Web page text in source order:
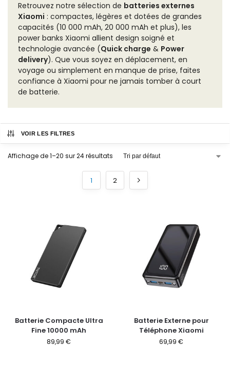
Retrouvez notre sélection de batteries externes
Xiaomi : compactes, légères et dotées de grandes
capacités (10 000 mAh, 20 000 mAh et plus), les
power banks Xiaomi allient design soigné et
technologie avancée (Quick charge & Power
delivery). Que vous soyez en déplacement, en
voyage ou simplement en manque de prise, faites
confiance à Xiaomi pour ne jamais tomber à court
de batterie.
VOIR LES FILTRES
Affichage de 1–20 sur 24 résultats
1 2
Batterie Compacte Ultra
Fine 10000 mAh
89,99 €
Batterie Externe pour
Téléphone Xiaomi
69,99 €